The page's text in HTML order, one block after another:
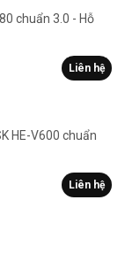
chuẩn 3.0 - Hỗ
Liên hệ
HE-V600 chuẩn
Liên hệ